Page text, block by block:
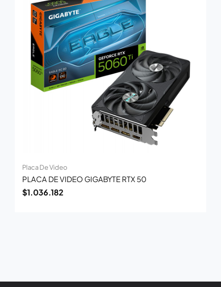
Placa De Video
PLACA DE VIDEO GIGABYTE RTX 50
$1.036.182